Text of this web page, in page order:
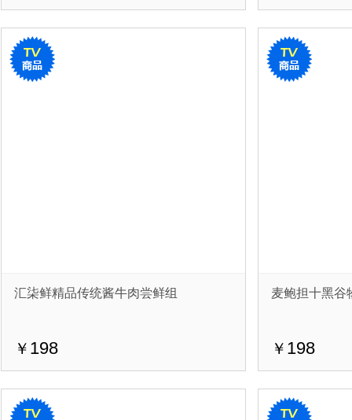
汇柒鲜精品传统酱牛肉尝鲜组
￥ 198
麦鲍担十黑谷
￥ 198